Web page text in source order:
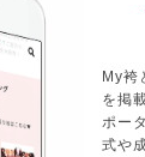
My袴
を掲
ポー
式や